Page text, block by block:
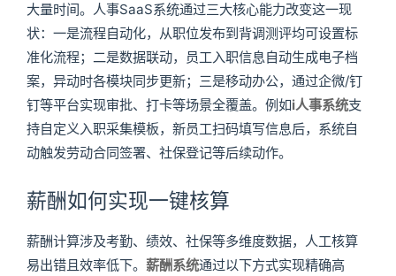
大量时间。人事SaaS系统通过三大核心能力改变这一现
状：一是流程自动化，从职位发布到背调测评均可设置标
准化流程；二是数据联动，员工入职信息自动生成电子档
案，异动时各模块同步更新；三是移动办公，通过企微/钉
钉等平台实现审批、打卡等场景全覆盖。例如i人事系统支
持自定义入职采集模板，新员工扫码填写信息后，系统自
动触发劳动合同签署、社保登记等后续动作。
薪酬如何实现一键核算
薪酬计算涉及考勤、绩效、社保等多维度数据，人工核算
易出错且效率低下。 薪酬系统通过以下方式实现精确高